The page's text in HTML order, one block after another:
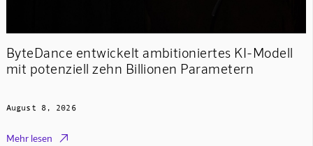
ByteDance entwickelt ambitioniertes KI-Modell
mit potenziell zehn Billionen Parametern
August 8, 2026
Mehr lesen 